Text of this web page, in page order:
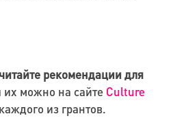
рекомендации для
их можно на сайтеCulture
из грантов.